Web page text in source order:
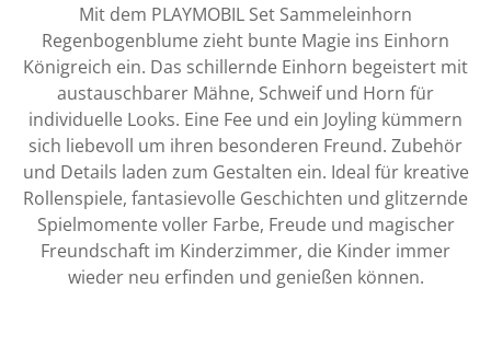
Mit dem PLAYMOBIL Set Sammeleinhorn
Regenbogenblume zieht bunte Magie ins Einhorn
Königreich ein. Das schillernde Einhorn begeistert mit
austauschbarer Mähne, Schweif und Horn für
individuelle Looks. Eine Fee und ein Joyling kümmern
sich liebevoll um ihren besonderen Freund. Zubehör
und Details laden zum Gestalten ein. Ideal für kreative
Rollenspiele, fantasievolle Geschichten und glitzernde
Spielmomente voller Farbe, Freude und magischer
Freundschaft im Kinderzimmer, die Kinder immer
wieder neu erfinden und genießen können.